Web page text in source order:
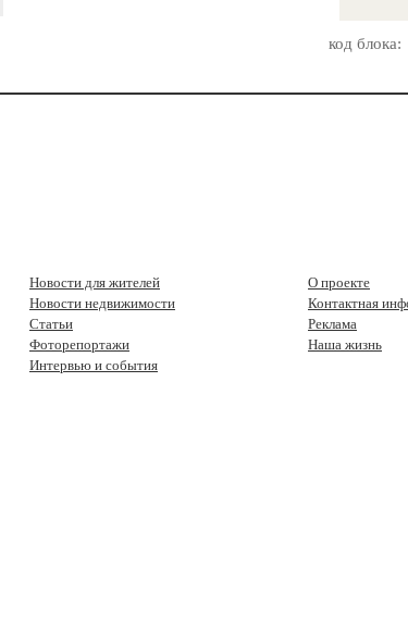
код блока:
Новости для жителей
Новости недвижимости
Статьи
Фоторепортажи
Интервью и события
О проекте
Контактная
Реклама
Наша жизнь